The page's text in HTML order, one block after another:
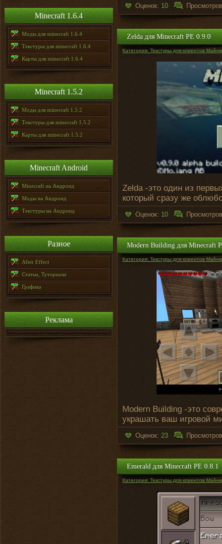
Minecraft 1.6.4
Моды для minecraft 1.6.4
Текстуры для minecraft 1.6.4
Карты для minecraft 1.6.4
Minecraft 1.5.2
Моды для minecraft 1.5.2
Текстуры для minecraft 1.5.2
Карты для minecraft 1.5.2
Minecraft Android
Minecraft на Андроид
Моды на Андроид
Текстуры на Андроид
Разное
After Effect
Статьи, Туториали
Графика
Реклама
Оценок: 10
Zelda для Minecraft PE 0.9.0
Категория: Текстуры для клиентов
Zelda -это один из
который сразу же
Оценок: 10
Modern Building для Minecraft
Категория: Текстуры для клиентов
Modern Building -это
украшать ваш игровой
Оценок: 23
Emerald для Minecraft PE 0.8.1
Категория: Текстуры для клиентов